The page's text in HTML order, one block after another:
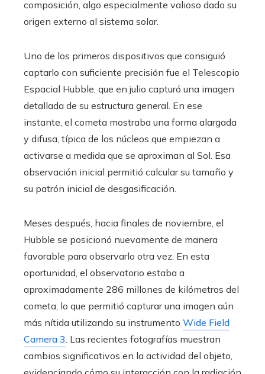
composición, algo especialmente valioso dado su
origen externo al sistema solar.
Uno de los primeros dispositivos que consiguió
captarlo con suficiente precisión fue el Telescopio
Espacial Hubble, que en julio capturó una imagen
detallada de su estructura general. En ese
instante, el cometa mostraba una forma alargada
y difusa, típica de los núcleos que empiezan a
activarse a medida que se aproximan al Sol. Esa
observación inicial permitió calcular su tamaño y
su patrón inicial de desgasificación.
Meses después, hacia finales de noviembre, el
Hubble se posicionó nuevamente de manera
favorable para observarlo otra vez. En esta
oportunidad, el observatorio estaba a
aproximadamente 286 millones de kilómetros del
cometa, lo que permitió capturar una imagen aún
más nítida utilizando su instrumento Wide Field
Camera 3 . Las recientes fotografías muestran
cambios significativos en la actividad del objeto,